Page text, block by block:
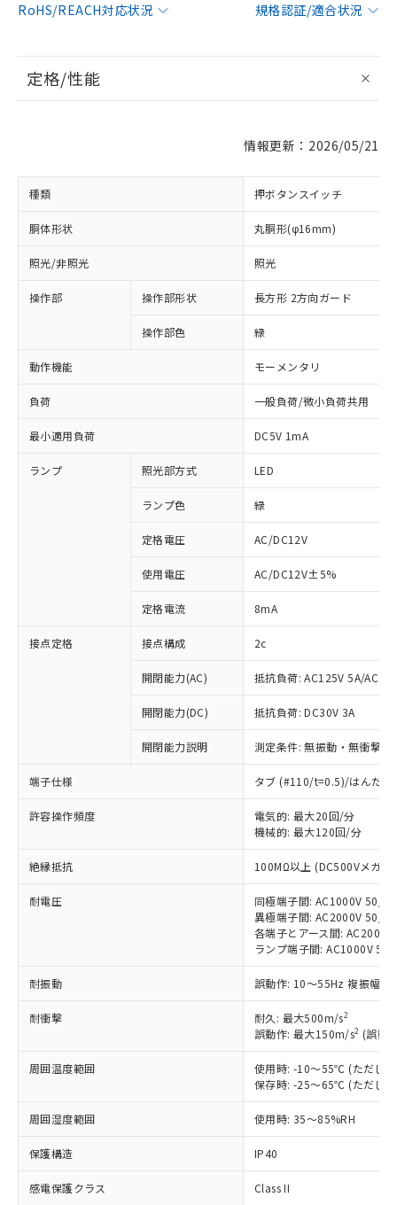
RoHS/REACH対応状況
規格認証/適合状況
定格/性能
情報更新：2026/05/21
種類 押ボタンスイッチ
胴体形状 丸胴形(φ16mm)
照光/非照光 照光
操作部 操作部形状 長方形 2方向ガード
操作部色 緑
動作機能 モーメンタリ
負荷 一般負荷/微小負荷共用
最小適用負荷 DC5V 1mA
ランプ 照光部方式 LED
ランプ色 緑
定格電圧 AC/DC12V
使用電圧 AC/DC12V±5%
定格電流 8mA
接点定格 接点構成 2c
開閉能力(AC) 抵抗負荷: AC125V 5A/
開閉能力(DC) 抵抗負荷: DC30V 3A
開閉能力説明 測定条件: 無振動・無衝撃
端子仕様 タブ (#110/t=0.5)/はんだづ
許容操作頻度
電気的: 最大20回/分
機械的: 最大120回/分
絶縁抵抗 100MΩ以上 (DC500Vメガ)
耐電圧
同極端子間: AC1000V 50/
異極端子間: AC2000V 50/
各端子とアース間:
ランプ端子間: AC1000V
耐振動 誤動作: 10～55Hz 複振幅
耐衝撃 耐久: 最大500m/s2
誤動作: 最大150m/s2 (誤動
周囲温度範囲
使用時: -10～55℃ (ただし
保存時: -25～65℃ (ただし
周囲湿度範囲 使用時: 35～85%RH
保護構造 IP40
感電保護クラス Class II
以下の条件をお読みいただき、同意のうえ
本サービスは、当社制御機器事業取扱
(税抜)を提供させていただくもので
当社制御機器事業取扱商品の中には、
本サービスの対象外となる商品もある
ことをご了承ください。
在庫状況および標準価格照会結果は、
記載している更新日時点での社内デー
タに基づき作成されるものであり、閲
覧された時点での実際の在庫および標
準価格とは異なる場合があることをご
※1 対応状況
対応済み：EU RoHS指令（10物質）の
非含有に対応した製品が提供可能な商品で
対応予定：EU RoHS指令（10物質）の非含
有に対応した製品に切り替える予定のある
対応予定なし：EU RoHS指令（10物質）の
非含有に非対応の商品で、対応品を出す予
調査・確認中：EU RoHS指令（10物質）の
非含有の対応状況を調査中または確認中の
非該当品：ライセンス料など無形物で、有
害物質有無と関係のない商品です。
仕入先様の事情により、非含有部品として
いたものが、含有品と判明した場合などや
むを得ず変更することがあります。
*EU RoHS指令（10物質）：
鉛(Pb) 1000ppm以下、 水銀(Hg) 1000ppm以下、 カド
六価クロム(Cr(Ⅵ)) 1000ppm以下、ポリ臭化ビフェニル
「○」：最大均質材料含有率が中国RoHSの
基準値以下であることを示します。
「×」：最大均質材料含有率が中国RoHSの
基準値を超えていることを示します。
「－」：未確認です。当社販売部門へお問
い合わせください。
*中国RoHS10物質の基準値 (GB/T26572)：
ム) : 100ppm、
当社は、これら貴社製品のうち、外国
為替および外国貿易法に定める商品
（以下｢規制貨物等」という）を輸出
または国外への提供する場合は、日本
国政府の輸出許可(または役務取引許
可)を取得するなどの必要な手続きを